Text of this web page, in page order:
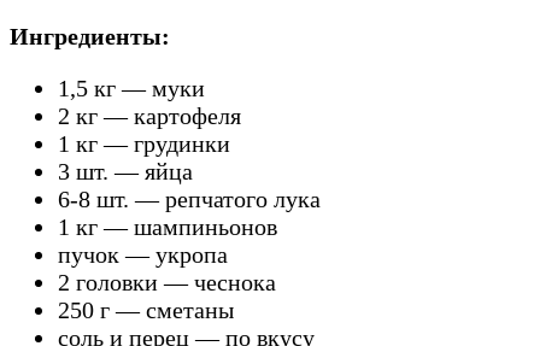
Ингредиенты:
1,5 кг — муки
2 кг — картофеля
1 кг — грудинки
3 шт. — яйца
6-8 шт. — репчатого лука
1 кг — шампиньонов
пучок — укропа
2 головки — чеснока
250 г — сметаны
соль и перец — по вкусу